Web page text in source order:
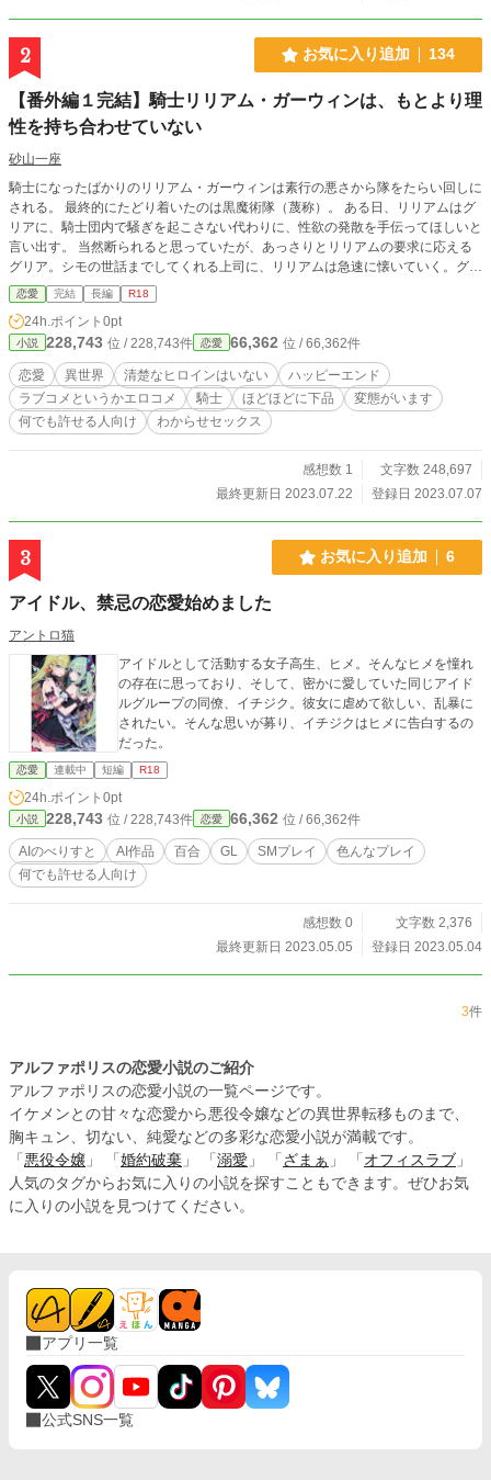
2 お気に入り追加 134
【番外編１完結】騎士リリアム・ガーウィンは、もとより理
性を持ち合わせていない
砂山一座
騎士になったばかりのリリアム・ガーウィンは素行の悪さから隊をたらい回しに
される。 最終的にたどり着いたのは黒魔術隊（蔑称）。 ある日、リリアムはグ
リアに、騎士団内で騒ぎを起こさない代わりに、性欲の発散を手伝ってほしいと
言い出す。 当然断られると思っていたが、あっさりとリリアムの要求に応える
グリア。シモの世話までしてくれる上司に、リリアムは急速に懐いていく。グリ
アは奔放な部下に手を焼きながらも、犬のように懐くリリアムに態度を軟化させ
ていく……。 楽しく読めるエロコメです♪ 念のため、キーワードの確認奨励。
恋愛 完結 長編 R18
24h.ポイント 0pt
小説 228,743 位 / 228,743件 恋愛 66,362 位 / 66,362件
恋愛 異世界 清楚なヒロインはいない
ハッピーエンド
ラブコメというかエロコメ
騎士 ほどほどに下品
変態がいます
何でも許せる人向け
わからせセックス
感想数 1
文字数 248,697
最終更新日 2023.07.22
登録日 2023.07.07
3 お気に入り追加 6
アイドル、禁忌の恋愛始めました
アントロ猫
アイドルとして活動する女子高生、ヒメ。そんなヒメを憧れ
の存在に思っており、そして、密かに愛していた同じアイド
ルグループの同僚、イチジク。彼女に虐めて欲しい、乱暴に
されたい。そんな思いが募り、イチジクはヒメに告白するの
だった。
恋愛 連載中 短編 R18
24h.ポイント 0pt
小説 228,743 位 / 228,743件 恋愛 66,362 位 / 66,362件
AIのべりすと AI作品 百合 GL SMプレイ
色んなプレイ
何でも許せる人向け
感想数 0
文字数 2,376
最終更新日 2023.05.05
登録日 2023.05.04
3件
アルファポリスの恋愛小説のご紹介
アルファポリスの恋愛小説の一覧ページです。
イケメンとの甘々な恋愛から悪役令嬢などの異世界転移ものまで、
胸キュン、切ない、純愛などの多彩な恋愛小説が満載です。
「 悪役令嬢 」 「 婚約破棄 」 「 溺愛 」 「 ざまぁ 」 「 オフィスラブ 」
人気のタグからお気に入りの小説を探すこともできます。ぜひお気
に入りの小説を見つけてください。
アプリ一覧
公式SNS一覧